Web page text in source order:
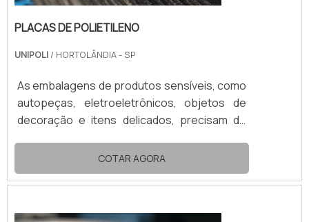
PLACAS DE POLIETILENO
UNIPOLI / HORTOLÂNDIA - SP
As embalagens de produtos sensíveis, como
autopeças, eletroeletrônicos, objetos de
decoração e itens delicados, precisam de
polietileno oferecem uma acomodação mais
segura do produto dentro de uma
embalagem. Este item protege todo e
COTAR AGORA